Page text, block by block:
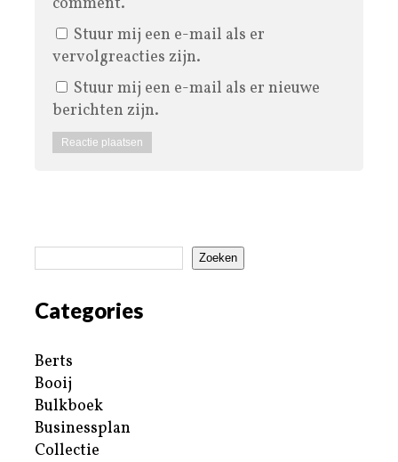
Stuur mij een e-mail als er
vervolgreacties zijn.
Stuur mij een e-mail als er nieuwe
berichten zijn.
Zoeken
Categories
Berts
Booij
Bulkboek
Businessplan
Collectie